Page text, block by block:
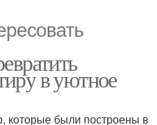
в уютное
которые были построены в